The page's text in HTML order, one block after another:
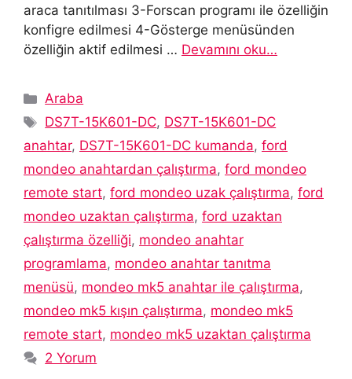
araca tanıtılması 3-Forscan programı ile özelliğin
konfigre edilmesi 4-Gösterge menüsünden
özelliğin aktif edilmesi … Devamını oku…
Kategoriler
Araba
Etiketler
DS7T-15K601-DC, DS7T-15K601-DC
anahtar, DS7T-15K601-DC kumanda, ford
mondeo anahtardan çalıştırma, ford mondeo
remote start, ford mondeo uzak çalıştırma, ford
mondeo uzaktan çalıştırma, ford uzaktan
çalıştırma özelliği, mondeo anahtar
programlama, mondeo anahtar tanıtma
menüsü, mondeo mk5 anahtar ile çalıştırma,
mondeo mk5 kışın çalıştırma, mondeo mk5
remote start, mondeo mk5 uzaktan çalıştırma
2 Yorum